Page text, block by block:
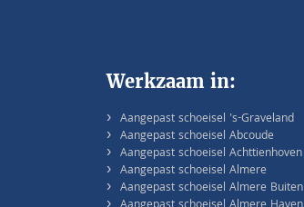
Werkzaam in:
› Aangepast schoeisel 's-Graveland
› Aangepast schoeisel Abcoude
› Aangepast schoeisel Achttienhoven
› Aangepast schoeisel Almere
› Aangepast schoeisel Almere Buiten